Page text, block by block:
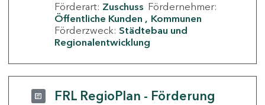
Förderart: Zuschuss Fördernehmer:
Öffentliche Kunden
Kommunen
Förderzweck: Städtebau und
Regionalentwicklung
FRL RegioPlan - Förderung